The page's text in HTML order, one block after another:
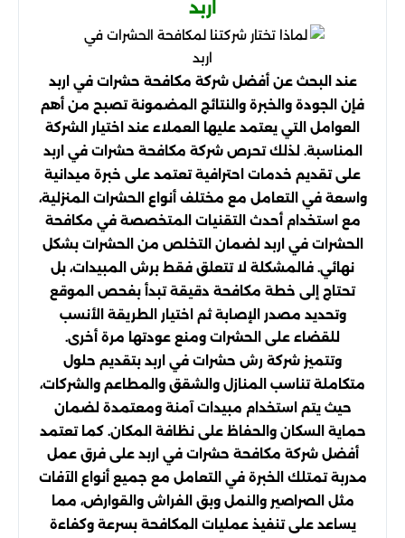
اربد
عند البحث عن أفضل شركة مكافحة حشرات في اربد
فإن الجودة والخبرة والنتائج المضمونة تصبح من أهم
العوامل التي يعتمد عليها العملاء عند اختيار الشركة
المناسبة. لذلك تحرص شركة مكافحة حشرات في اربد
على تقديم خدمات احترافية تعتمد على خبرة ميدانية
واسعة في التعامل مع مختلف أنواع الحشرات المنزلية،
مع استخدام أحدث التقنيات المتخصصة في مكافحة
الحشرات في اربد لضمان التخلص من الحشرات بشكل
نهائي. فالمشكلة لا تتعلق فقط برش المبيدات، بل
تحتاج إلى خطة مكافحة دقيقة تبدأ بفحص الموقع
وتحديد مصدر الإصابة ثم اختيار الطريقة الأنسب
للقضاء على الحشرات ومنع عودتها مرة أخرى.
وتتميز شركة رش حشرات في اربد بتقديم حلول
متكاملة تناسب المنازل والشقق والمطاعم والشركات،
حيث يتم استخدام مبيدات آمنة ومعتمدة لضمان
حماية السكان والحفاظ على نظافة المكان. كما تعتمد
أفضل شركة مكافحة حشرات في اربد على فرق عمل
مدربة تمتلك الخبرة في التعامل مع جميع أنواع الآفات
مثل الصراصير والنمل وبق الفراش والقوارض، مما
يساعد على تنفيذ عمليات المكافحة بسرعة وكفاءة